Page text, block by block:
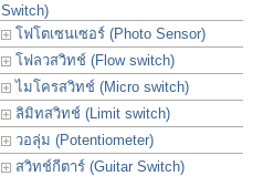
Switch)
โฟโตเซนเซอร์ (Photo Sensor)
โฟลวสวิทช์ (Flow switch)
ไมโครสวิทช์ (Micro switch)
ลิมิทสวิทช์ (Limit switch)
วอลุ่ม (Potentiometer)
สวิทช์กีตาร์ (Guitar Switch)